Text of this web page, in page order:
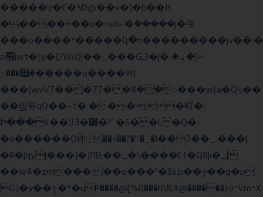
�����ʋ�C�۹D@��v�]�h��It
�����+��u�=sο~�ܿ�����j�믯
���o����^�����կ�n���������jv��:�
o׫lwt�}y�ζ/W˫Q|��_���G,3�|�ޝ]�ۿ.�-
�׿���ۯ�ͫ����o����W|
���(wvV܀��8��77���7���w}a�Q\܃��
��Ϣ룟qQ��~f� � ��|�㽟�!
Ի���K��3ٓ�׸�?`�S��L�Q�-
�a������OЙ��<��?�":�_�I��7��_.���|
�R�|qy|���{�{11B;��_�\����Ef�Q8|i�_|
��w4�zm���.��q���"�3a.p��y��g�p
GJ�y��႑�*�uP����@[%0���h\&4@������}o^Vm^X